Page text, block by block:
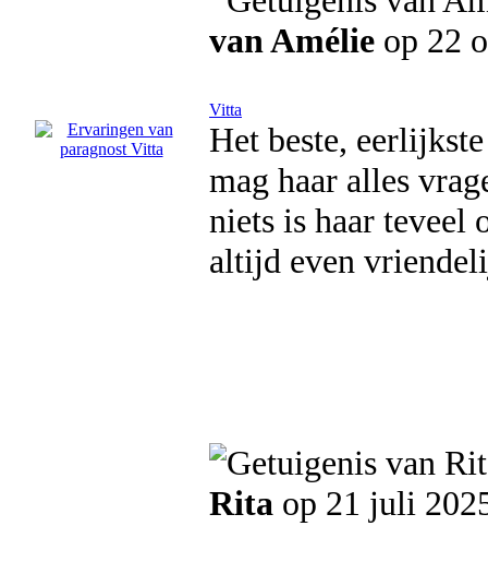
van Amélie op 22
Vitta
Het beste,
mag haar alles
niets is haar teveel
altijd even
Rita op 21 juli